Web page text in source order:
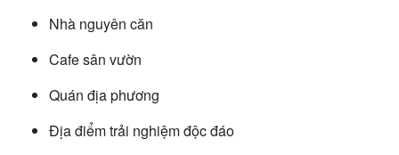
Nhà nguyên căn
Cafe sân vườn
Quán địa phương
Địa điểm trải nghiệm độc đáo